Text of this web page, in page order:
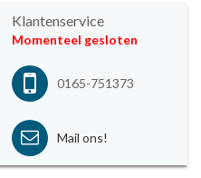
Klantenservice
Momenteel gesloten
0165-751373
Mail ons!